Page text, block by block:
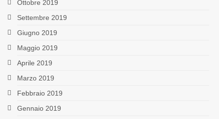
Ottobre 2019
Settembre 2019
Giugno 2019
Maggio 2019
Aprile 2019
Marzo 2019
Febbraio 2019
Gennaio 2019